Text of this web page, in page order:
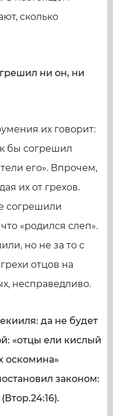
сколько
ни он, ни
их говорит:
бы согрешил
его». Впрочем,
их от грехов.
согрешили
«родился слеп».
но не за то с
отцов на
несправедливо.
да не будет
«отцы ели кислый
оскомина»
законом: